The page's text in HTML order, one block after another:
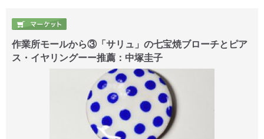
作業所モールから③「サリュ」の七宝焼ブローチとピア
ス・イヤリングーー推薦：中塚圭子